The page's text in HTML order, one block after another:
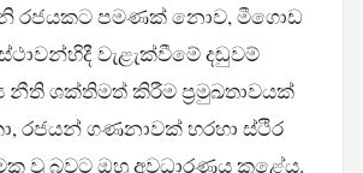
රජයකට පමණක් නොව, මීගොඩ
වැළැක්වීමේ දඬුවම්
නීති ශක්තිමත් කිරීම ප්‍රමුඛතාවයක්
රජයන් ගණනාවක් හරහා ස්ථිර
වූ බවට ඔහු අවධාරණය කළේය.